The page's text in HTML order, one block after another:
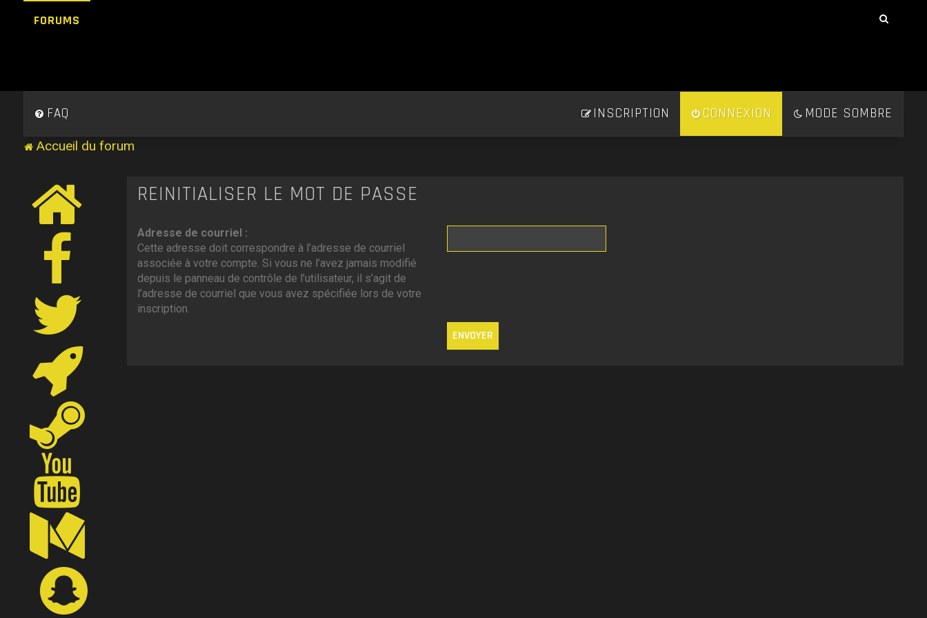
FORUMS
MODE SOMBRE
FAQ CONNEXION
INSCRIPTION
Accueil du forum
RÉINITIALISER LE MOT DE PASSE
Adresse de courriel :
Cette adresse doit correspondre à l’adresse de courriel
associée à votre compte. Si vous ne l’avez jamais modifié
depuis le panneau de contrôle de l’utilisateur, il s’agit de
l’adresse de courriel que vous avez spécifiée lors de votre
inscription.